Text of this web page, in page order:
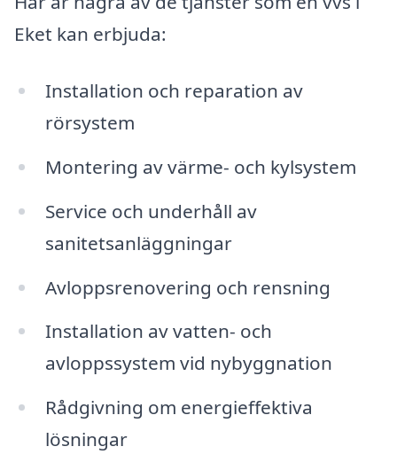
Eket kan erbjuda:
Installation och reparation av
rörsystem
Montering av värme- och kylsystem
Service och underhåll av
sanitetsanläggningar
Avloppsrenovering och rensning
Installation av vatten- och
avloppssystem vid nybyggnation
Rådgivning om energieffektiva
lösningar